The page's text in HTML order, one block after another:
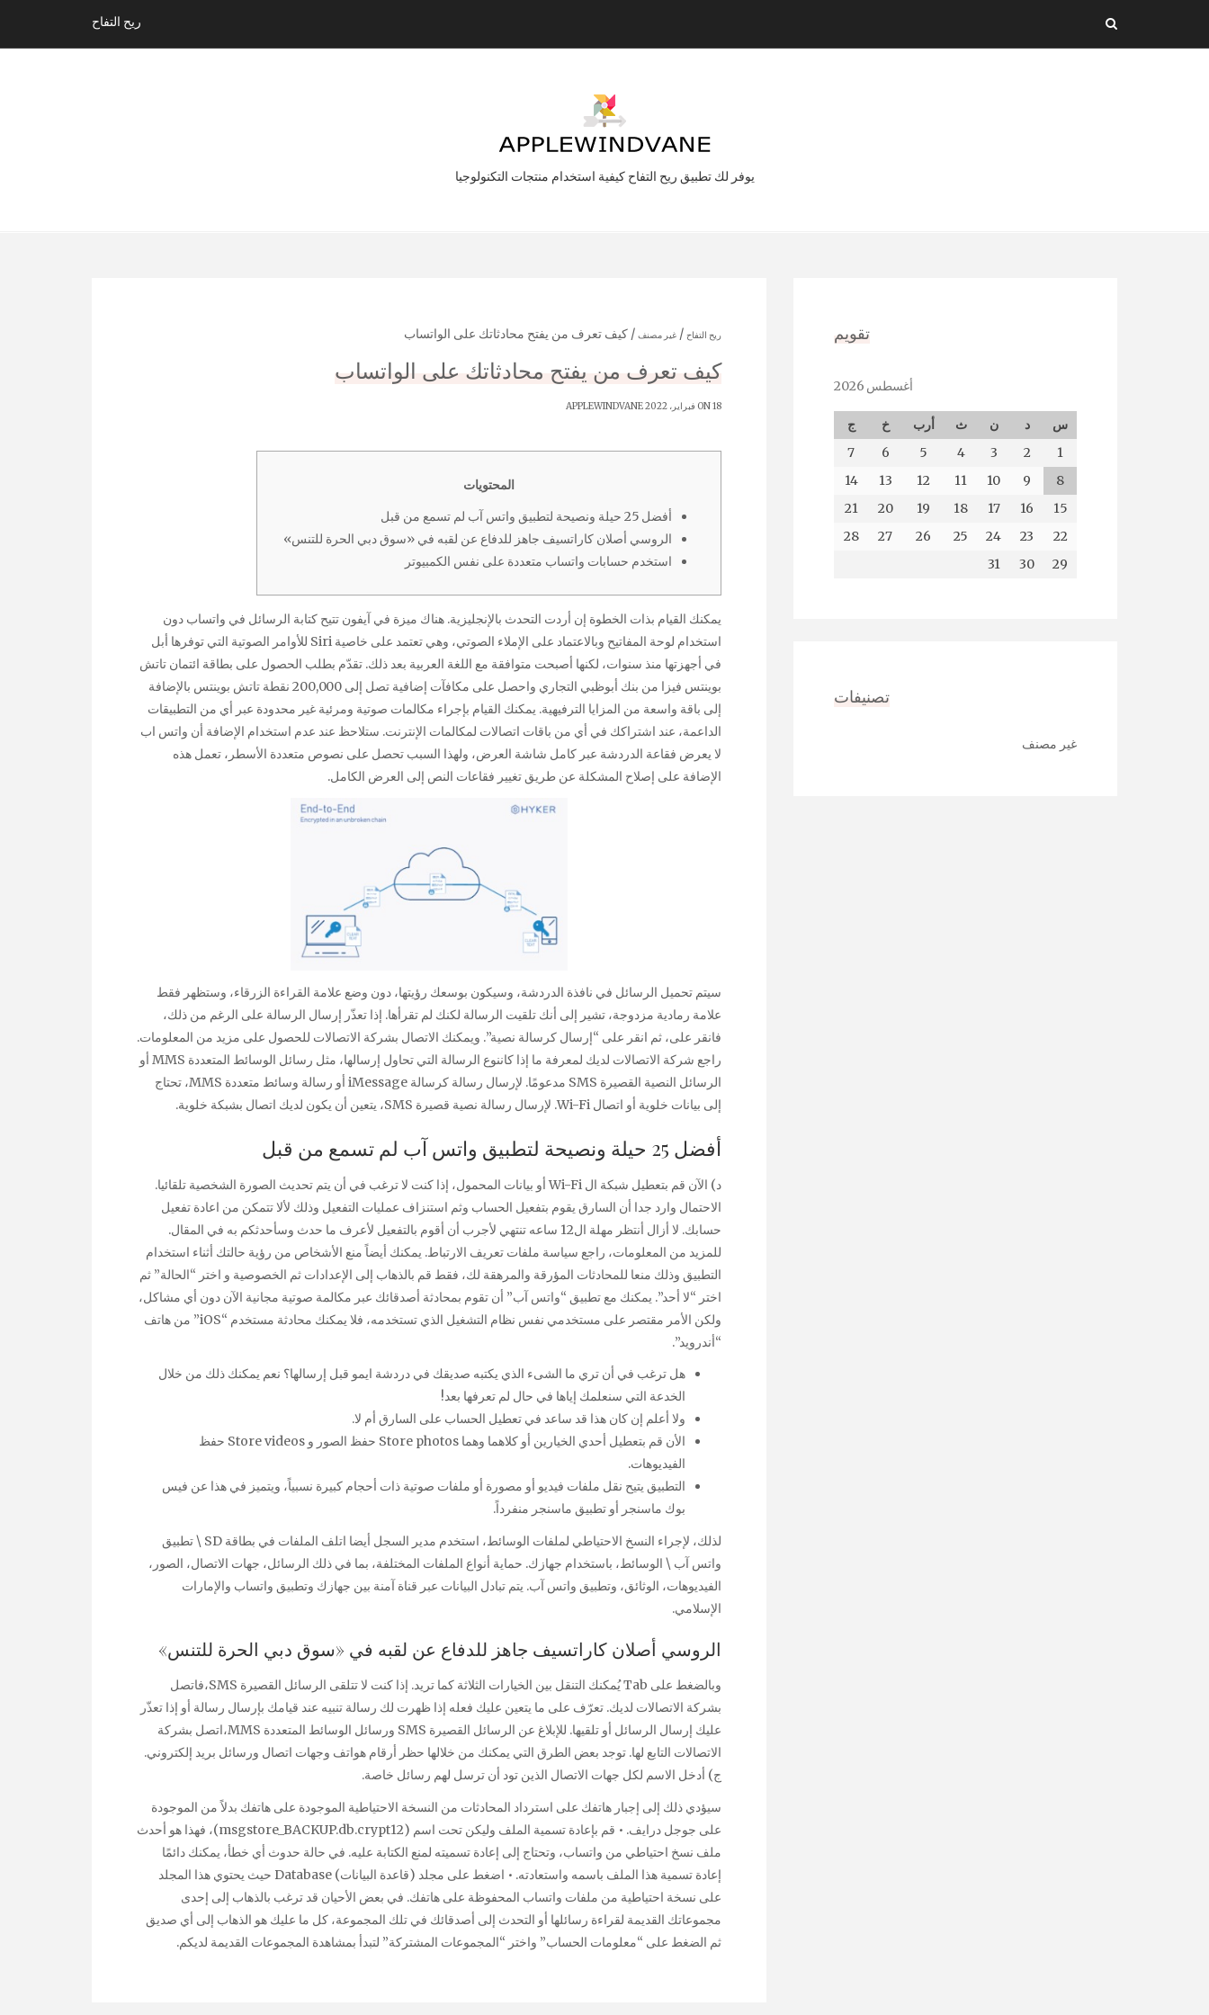
content
ريح التفاح
يوفر لك تطبيق ريح التفاح كيفية استخدام منتجات التكنولوجيا
ريح التفاح / غير مصنف / كيف تعرف من يفتح محادثاتك على الواتساب
كيف تعرف من يفتح محادثاتك على الواتساب
ON 18 فبراير، 2022 APPLEWINDVANE
المحتويات
أفضل 25 حيلة ونصيحة لتطبيق واتس آب لم تسمع من قبل
الروسي أصلان كاراتسيف جاهز للدفاع عن لقبه في «سوق دبي الحرة للتنس»
استخدم حسابات واتساب متعددة على نفس الكمبيوتر
يمكنك القيام بذات الخطوة إن أردت التحدث بالإنجليزية. هناك ميزة في آيفون تتيح كتابة الرسائل في واتساب دون
استخدام لوحة المفاتيح وبالاعتماد على الإملاء الصوتي، وهي تعتمد على خاصية Siri للأوامر الصوتية التي توفرها أبل
في أجهزتها منذ سنوات، لكنها أصبحت متوافقة مع اللغة العربية بعد ذلك. تقدّم بطلب الحصول على بطاقة ائتمان تاتش
بوينتس فيزا من بنك أبوظبي التجاري واحصل على مكافآت إضافية تصل إلى 200,000 نقطة تاتش بوينتس بالإضافة
إلى باقة واسعة من المزايا الترفيهية. يمكنك القيام بإجراء مكالمات صوتية ومرئية غير محدودة عبر أي من التطبيقات
الداعمة، عند اشتراكك في أي من باقات اتصالات لمكالمات الإنترنت. ستلاحظ عند عدم استخدام الإضافة أن واتس اب
لا يعرض فقاعة الدردشة عبر كامل شاشة العرض، ولهذا السبب تحصل على نصوص متعددة الأسطر، تعمل هذه
الإضافة على إصلاح المشكلة عن طريق تغيير فقاعات النص إلى العرض الكامل.
سيتم تحميل الرسائل في نافذة الدردشة، وسيكون بوسعك رؤيتها، دون وضع علامة القراءة الزرقاء، وستظهر فقط
علامة رمادية مزدوجة، تشير إلى أنك تلقيت الرسالة لكنك لم تقرأها. إذا تعذّر إرسال الرسالة على الرغم من ذلك،
فانقر على، ثم انقر على “إرسال كرسالة نصية”. ويمكنك الاتصال بشركة الاتصالات للحصول على مزيد من المعلومات.
راجع شركة الاتصالات لديك لمعرفة ما إذا كاننوع الرسالة التي تحاول إرسالها، مثل رسائل الوسائط المتعددة MMS أو
الرسائل النصية القصيرة SMS مدعومًا. لإرسال رسالة كرسالة iMessage أو رسالة وسائط متعددة MMS، تحتاج
إلى بيانات خلوية أو اتصال Wi-Fi. لإرسال رسالة نصية قصيرة SMS، يتعين أن يكون لديك اتصال بشبكة خلوية.
أفضل 25 حيلة ونصيحة لتطبيق واتس آب لم تسمع من قبل
د) الآن قم بتعطيل شبكة ال Wi-Fi أو بيانات المحمول، إذا كنت لا ترغب في أن يتم تحديث الصورة الشخصية تلقائيا.
الاحتمال وارد جدا أن السارق يقوم بتفعيل الحساب وثم استنزاف عمليات التفعيل وذلك لألا تتمكن من اعادة تفعيل
حسابك. لا أزال أنتظر مهلة ال12 ساعه تنتهي لأجرب أن أقوم بالتفعيل لأعرف ما حدث وسأحدثكم به في المقال.
للمزيد من المعلومات، راجع سياسة ملفات تعريف الارتباط. يمكنك أيضاً منع الأشخاص من رؤية حالتك أثناء استخدام
التطبيق وذلك منعا للمحادثات المؤرقة والمرهقة لك، فقط قم بالذهاب إلى الإعدادات ثم الخصوصية و اختر “الحالة” ثم
اختر “لا أحد”. يمكنك مع تطبيق “واتس آب” أن تقوم بمحادثة أصدقائك عبر مكالمة صوتية مجانية الآن دون أي مشاكل،
ولكن الأمر مقتصر على مستخدمي نفس نظام التشغيل الذي تستخدمه، فلا يمكنك محادثة مستخدم “iOS” من هاتف
“أندرويد”.
هل ترغب في أن تري ما الشىء الذي يكتبه صديقك في دردشة ايمو قبل إرسالها؟ نعم يمكنك ذلك من خلال
الخدعة التي سنعلمك إياها في حال لم تعرفها بعد!
ولا أعلم إن كان هذا قد ساعد في تعطيل الحساب على السارق أم لا.
الأن قم بتعطيل أحدي الخيارين أو كلاهما وهما Store photos حفظ الصور و Store videos حفظ
الفيديوهات.
التطبيق يتيح نقل ملفات فيديو أو مصورة أو ملفات صوتية ذات أحجام كبيرة نسبياً، ويتميز في هذا عن فيس
بوك ماسنجر أو تطبيق ماسنجر منفرداً.
لذلك، لإجراء النسخ الاحتياطي لملفات الوسائط، استخدم مدير السجل أيضا اتلف الملفات في بطاقة SD \ تطبيق
واتس آب \ الوسائط، باستخدام جهازك. حماية أنواع الملفات المختلفة، بما في ذلك الرسائل، جهات الاتصال، الصور،
الفيديوهات، الوثائق، وتطبيق واتس آب. يتم تبادل البيانات عبر قناة آمنة بين جهازك وتطبيق واتساب والإمارات
الإسلامي.
الروسي أصلان كاراتسيف جاهز للدفاع عن لقبه في «سوق دبي الحرة للتنس»
وبالضغط على Tab يُمكنك التنقل بين الخيارات الثلاثة كما تريد. إذا كنت لا تتلقى الرسائل القصيرة SMS،فاتصل
بشركة الاتصالات لديك. تعرّف على ما يتعين عليك فعله إذا ظهرت لك رسالة تنبيه عند قيامك بإرسال رسالة أو إذا تعذّر
عليك إرسال الرسائل أو تلقيها. للإبلاغ عن الرسائل القصيرة SMS ورسائل الوسائط المتعددة MMS،اتصل بشركة
الاتصالات التابع لها. توجد بعض الطرق التي يمكنك من خلالها حظر أرقام هواتف وجهات اتصال ورسائل بريد إلكتروني.
ج) أدخل الاسم لكل جهات الاتصال الذين تود أن ترسل لهم رسائل خاصة.
سيؤدي ذلك إلى إجبار هاتفك على استرداد المحادثات من النسخة الاحتياطية الموجودة على هاتفك بدلاً من الموجودة
على جوجل درايف. • قم بإعادة تسمية الملف وليكن تحت اسم (msgstore_BACKUP.db.crypt12)، فهذا هو أحدث
ملف نسخ احتياطي من واتساب، وتحتاج إلى إعادة تسميته لمنع الكتابة عليه. في حالة حدوث أي خطأ، يمكنك دائمًا
إعادة تسمية هذا الملف باسمه واستعادته. • اضغط على مجلد (قاعدة البيانات) Database حيث يحتوي هذا المجلد
على نسخة احتياطية من ملفات واتساب المحفوظة على هاتفك. في بعض الأحيان قد ترغب بالذهاب إلى إحدى
مجموعاتك القديمة لقراءة رسائلها أو التحدث إلى أصدقائك في تلك المجموعة، كل ما عليك هو الذهاب إلى أي صديق
ثم الضغط على “معلومات الحساب” واختر “المجموعات المشتركة” لتبدأ بمشاهدة المجموعات القديمة لديكم.
تقويم
أغسطس 2026
س د ن ث أرب خ
ج
1
2
3
4
5
6
7
8
9
10
11
12
13
14
15
16
17
18
19
20
21
22
23
24
25
26
27
28
29
30
31
تصنيفات
غير مصنف